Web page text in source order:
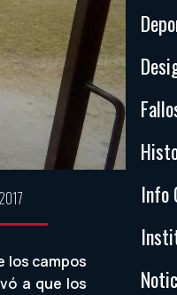
los campos
a que los
Info